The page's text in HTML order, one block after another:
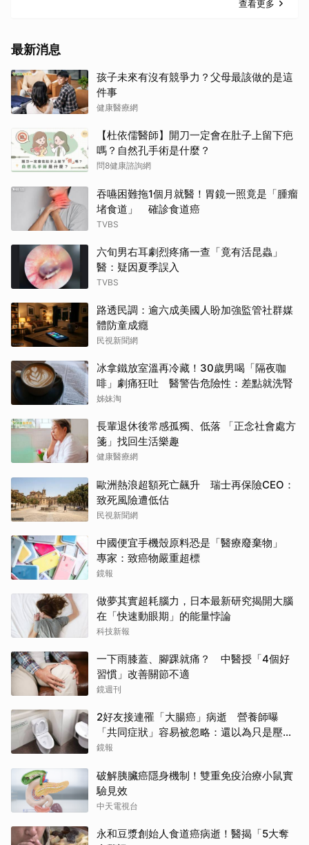
查看更多
最新消息
孩子未來有沒有競爭力？父母最該做的是這
件事
健康醫療網
【杜依儒醫師】開刀一定會在肚子上留下疤
嗎？自然孔手術是什麼？
問8健康諮詢網
吞嚥困難拖1個月就醫！胃鏡一照竟是「腫瘤
堵食道」 確診食道癌
TVBS
六旬男右耳劇烈疼痛一查「竟有活昆蟲」
醫：疑因夏季誤入
TVBS
路透民調：逾六成美國人盼加強監管社群媒
體防童成癮
民視新聞網
冰拿鐵放室溫再冷藏！30歲男喝「隔夜咖
啡」劇痛狂吐 醫警告危險性：差點就洗腎
姊妹淘
長輩退休後常感孤獨、低落 「正念社會處方
箋」找回生活樂趣
健康醫療網
歐洲熱浪超額死亡飆升 瑞士再保險CEO：
致死風險遭低估
民視新聞網
中國便宜手機殼原料恐是「醫療廢棄物」
專家：致癌物嚴重超標
鏡報
做夢其實超耗腦力，日本最新研究揭開大腦
在「快速動眼期」的能量悖論
科技新報
一下雨膝蓋、腳踝就痛？ 中醫授「4個好
習慣」改善關節不適
鏡週刊
2好友接連罹「大腸癌」病逝 營養師曝
「共同症狀」容易被忽略：還以為只是壓力
大
鏡報
破解胰臟癌隱身機制！雙重免疫治療小鼠實
驗見效
中天電視台
永和豆漿創始人食道癌病逝！醫揭「5大奪